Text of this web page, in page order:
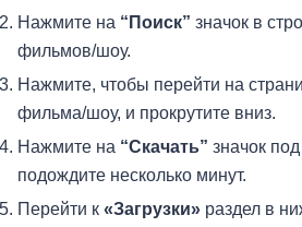
Нажмите на “Поиск” значок в
фильмов/шоу.
Нажмите, чтобы перейти на
фильма/шоу, и прокрутите вниз.
Нажмите на “Скачать” значок
подождите несколько минут.
Перейти к «Загрузки»раздел в